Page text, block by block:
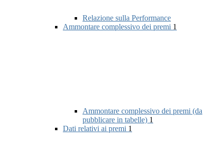
Relazione sulla Performance
Ammontare complessivo dei premi 1
Ammontare complessivo dei premi (da
pubblicare in tabelle) 1
Dati relativi ai premi 1